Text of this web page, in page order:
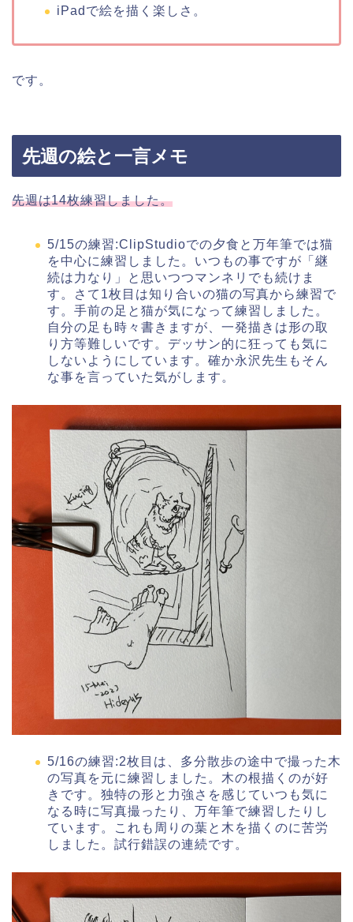
iPadで絵を描く楽しさ。
です。
先週の絵と一言メモ
先週は14枚練習しました。
5/15の練習:ClipStudioでの夕食と万年筆では猫
を中心に練習しました。いつもの事ですが「継
続は力なり」と思いつつマンネリでも続けま
す。さて1枚目は知り合いの猫の写真から練習で
す。手前の足と猫が気になって練習しました。
自分の足も時々書きますが、一発描きは形の取
り方等難しいです。デッサン的に狂っても気に
しないようにしています。確か永沢先生もそん
な事を言っていた気がします。
5/16の練習:2枚目は、多分散歩の途中で撮った木
の写真を元に練習しました。木の根描くのが好
きです。独特の形と力強さを感じていつも気に
なる時に写真撮ったり、万年筆で練習したりし
ています。これも周りの葉と木を描くのに苦労
しました。試行錯誤の連続です。